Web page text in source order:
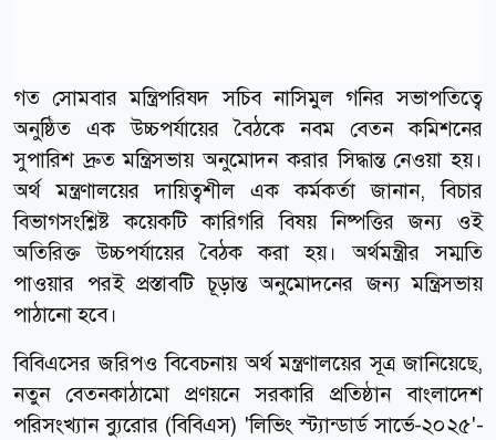
গত সোমবার মন্ত্রিপরিষদ সচিব নাসিমুল গনির সভাপতিত্বে
অনুষ্ঠিত এক উচ্চপর্যায়ের বৈঠকে নবম বেতন কমিশনের
সুপারিশ দ্রুত মন্ত্রিসভায় অনুমোদন করার সিদ্ধান্ত নেওয়া হয়।
অর্থ মন্ত্রণালয়ের দায়িত্বশীল এক কর্মকর্তা জানান, বিচার
বিভাগসংশ্লিষ্ট কয়েকটি কারিগরি বিষয় নিষ্পত্তির জন্য ওই
অতিরিক্ত উচ্চপর্যায়ের বৈঠক করা হয়। অর্থমন্ত্রীর সম্মতি
পাওয়ার পরই প্রস্তাবটি চূড়ান্ত অনুমোদনের জন্য মন্ত্রিসভায়
পাঠানো হবে।
বিবিএসের জরিপও বিবেচনায় অর্থ মন্ত্রণালয়ের সূত্র জানিয়েছে,
নতুন বেতনকাঠামো প্রণয়নে সরকারি প্রতিষ্ঠান বাংলাদেশ
পরিসংখ্যান ব্যুরোর (বিবিএস) 'লিভিং স্ট্যান্ডার্ড সার্ভে-২০২৫'-